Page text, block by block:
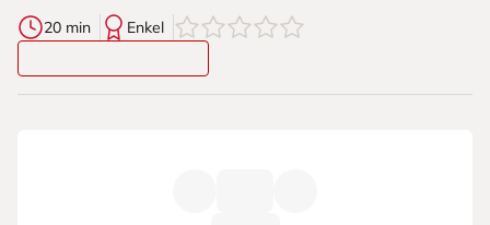
20 min Enkel 0av5stjerner